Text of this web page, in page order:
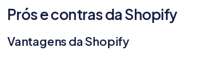
Prós e contras da Shopify
Vantagens da Shopify